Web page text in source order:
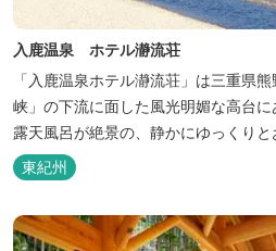
入鹿温泉 ホテル瀞流荘
「入鹿温泉ホテル瀞流荘」は三重県
峡」の下流に面した風光明媚な高台
露天風呂が絶景の、静かにゆっくり
る温泉宿泊施設です。 熊野古道をはじめ、日本一の棚田と称される
丸山千枚田、赤木城跡、熊野本宮大社
くに点在し、和歌山・奈良の遺産や
クセスには大変便利な立地と...
東紀州